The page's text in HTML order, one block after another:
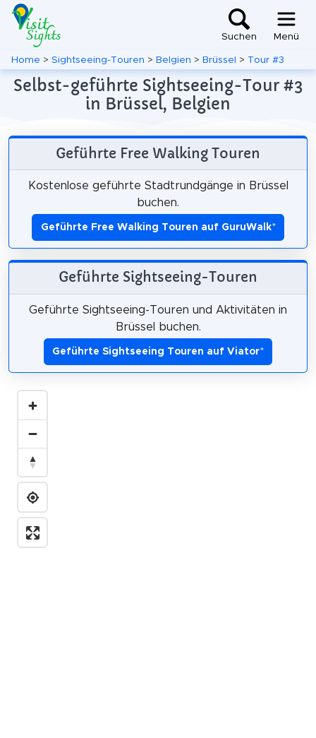
Suchen Menü
Home > Sightseeing-Touren > Belgien > Brüssel > Tour #3
Selbst-geführte Sightseeing-Tour #3
in Brüssel, Belgien
Geführte Free Walking Touren
Kostenlose geführte Stadtrundgänge in Brüssel
buchen.
Geführte Free Walking Touren auf GuruWalk*
Geführte Sightseeing-Touren
Geführte Sightseeing-Touren und Aktivitäten in
Brüssel buchen.
Geführte Sightseeing Touren auf Viator*